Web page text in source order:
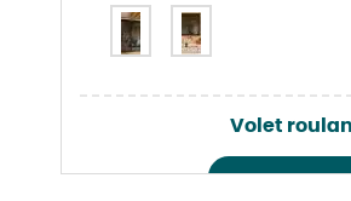
Volet
Voir le produit